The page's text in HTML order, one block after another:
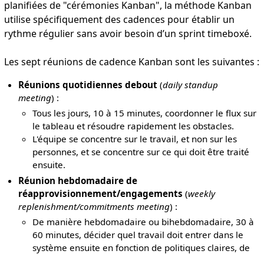
planifiées de "cérémonies Kanban", la méthode Kanban
utilise spécifiquement des cadences pour établir un
rythme régulier sans avoir besoin d’un sprint timeboxé.
Les sept réunions de cadence Kanban sont les suivantes :
Réunions quotidiennes debout (daily standup
meeting) :
Tous les jours, 10 à 15 minutes, coordonner le flux sur
le tableau et résoudre rapidement les obstacles.
L'équipe se concentre sur le travail, et non sur les
personnes, et se concentre sur ce qui doit être traité
ensuite.
Réunion hebdomadaire de
réapprovisionnement/engagements (weekly
replenishment/commitments meeting) :
De manière hebdomadaire ou bihebdomadaire, 30 à
60 minutes, décider quel travail doit entrer dans le
système ensuite en fonction de politiques claires, de